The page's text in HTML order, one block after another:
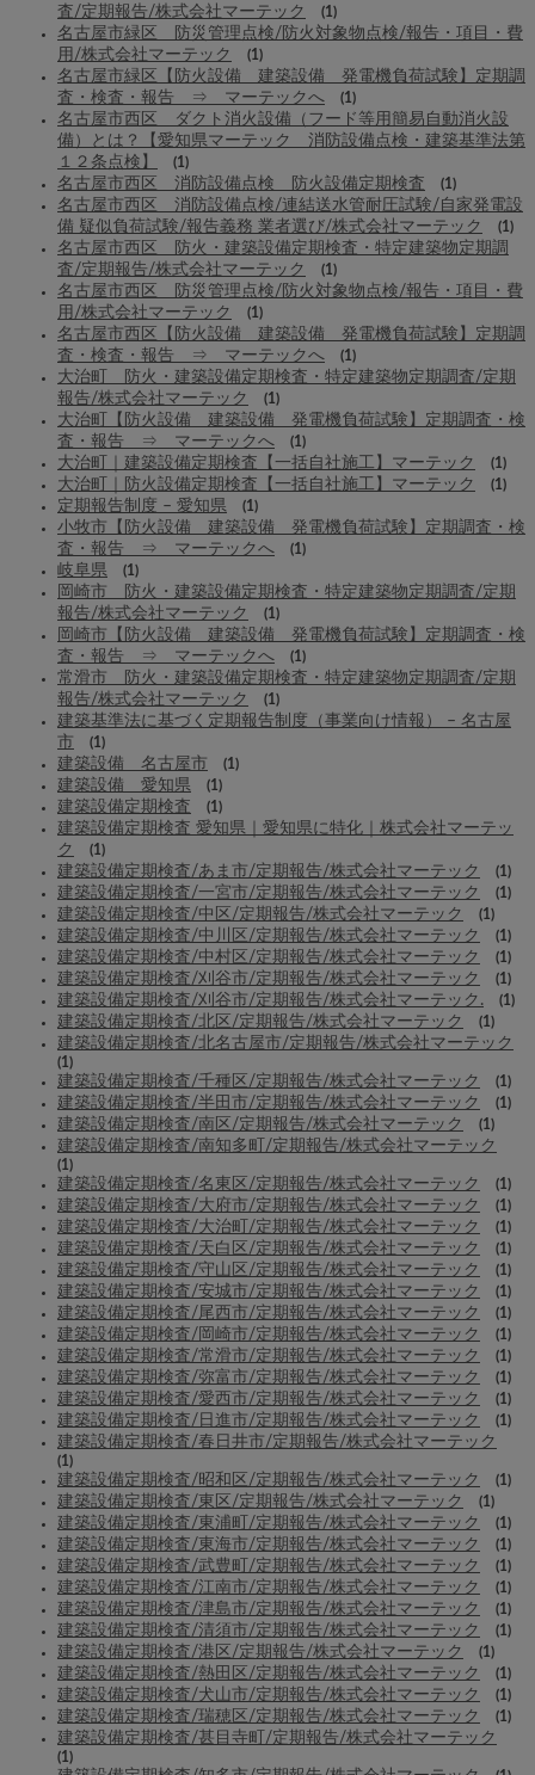
査/定期報告/株式会社マーテック
(1)
名古屋市緑区 防災管理点検/防火対象物点検/報告・項目・費
用/株式会社マーテック
(1)
名古屋市緑区【防火設備 建築設備 発電機負荷試験】定期調
査・検査・報告 ⇒ マーテックへ
(1)
名古屋市西区 ダクト消火設備（フード等用簡易自動消火設
備）とは？【愛知県マーテック 消防設備点検・建築基準法第
１２条点検】
(1)
名古屋市西区 消防設備点検 防火設備定期検査 (1)
名古屋市西区 消防設備点検/連結送水管耐圧試験/自家発電設
備 疑似負荷試験/報告義務 業者選び/株式会社マーテック
(1)
名古屋市西区 防火・建築設備定期検査・特定建築物定期調
査/定期報告/株式会社マーテック
(1)
名古屋市西区 防災管理点検/防火対象物点検/報告・項目・費
用/株式会社マーテック
(1)
名古屋市西区【防火設備 建築設備 発電機負荷試験】定期調
査・検査・報告 ⇒ マーテックへ
(1)
大治町 防火・建築設備定期検査・特定建築物定期調査/定期
報告/株式会社マーテック
(1)
大治町【防火設備 建築設備 発電機負荷試験】定期調査・検
査・報告 ⇒ マーテックへ
(1)
大治町｜建築設備定期検査【一括自社施工】マーテック (1)
大治町｜防火設備定期検査【一括自社施工】マーテック (1)
定期報告制度 – 愛知県 (1)
小牧市【防火設備 建築設備 発電機負荷試験】定期調査・検
査・報告 ⇒ マーテックへ
(1)
岐阜県 (1)
岡崎市 防火・建築設備定期検査・特定建築物定期調査/定期
報告/株式会社マーテック
(1)
岡崎市【防火設備 建築設備 発電機負荷試験】定期調査・検
査・報告 ⇒ マーテックへ
(1)
常滑市 防火・建築設備定期検査・特定建築物定期調査/定期
報告/株式会社マーテック
(1)
建築基準法に基づく定期報告制度（事業向け情報） – 名古屋
市
(1)
建築設備 名古屋市 (1)
建築設備 愛知県 (1)
建築設備定期検査 (1)
建築設備定期検査 愛知県｜愛知県に特化｜株式会社マーテッ
ク
(1)
建築設備定期検査/あま市/定期報告/株式会社マーテック (1)
建築設備定期検査/一宮市/定期報告/株式会社マーテック (1)
建築設備定期検査/中区/定期報告/株式会社マーテック (1)
建築設備定期検査/中川区/定期報告/株式会社マーテック (1)
建築設備定期検査/中村区/定期報告/株式会社マーテック (1)
建築設備定期検査/刈谷市/定期報告/株式会社マーテック (1)
建築設備定期検査/刈谷市/定期報告/株式会社マーテック. (1)
建築設備定期検査/北区/定期報告/株式会社マーテック (1)
建築設備定期検査/北名古屋市/定期報告/株式会社マーテック
(1)
建築設備定期検査/千種区/定期報告/株式会社マーテック (1)
建築設備定期検査/半田市/定期報告/株式会社マーテック (1)
建築設備定期検査/南区/定期報告/株式会社マーテック (1)
建築設備定期検査/南知多町/定期報告/株式会社マーテック
(1)
建築設備定期検査/名東区/定期報告/株式会社マーテック (1)
建築設備定期検査/大府市/定期報告/株式会社マーテック (1)
建築設備定期検査/大治町/定期報告/株式会社マーテック (1)
建築設備定期検査/天白区/定期報告/株式会社マーテック (1)
建築設備定期検査/守山区/定期報告/株式会社マーテック (1)
建築設備定期検査/安城市/定期報告/株式会社マーテック (1)
建築設備定期検査/尾西市/定期報告/株式会社マーテック (1)
建築設備定期検査/岡崎市/定期報告/株式会社マーテック (1)
建築設備定期検査/常滑市/定期報告/株式会社マーテック (1)
建築設備定期検査/弥富市/定期報告/株式会社マーテック (1)
建築設備定期検査/愛西市/定期報告/株式会社マーテック (1)
建築設備定期検査/日進市/定期報告/株式会社マーテック (1)
建築設備定期検査/春日井市/定期報告/株式会社マーテック
(1)
建築設備定期検査/昭和区/定期報告/株式会社マーテック (1)
建築設備定期検査/東区/定期報告/株式会社マーテック (1)
建築設備定期検査/東浦町/定期報告/株式会社マーテック (1)
建築設備定期検査/東海市/定期報告/株式会社マーテック (1)
建築設備定期検査/武豊町/定期報告/株式会社マーテック (1)
建築設備定期検査/江南市/定期報告/株式会社マーテック (1)
建築設備定期検査/津島市/定期報告/株式会社マーテック (1)
建築設備定期検査/清須市/定期報告/株式会社マーテック (1)
建築設備定期検査/港区/定期報告/株式会社マーテック (1)
建築設備定期検査/熱田区/定期報告/株式会社マーテック (1)
建築設備定期検査/犬山市/定期報告/株式会社マーテック (1)
建築設備定期検査/瑞穂区/定期報告/株式会社マーテック (1)
建築設備定期検査/甚目寺町/定期報告/株式会社マーテック
(1)